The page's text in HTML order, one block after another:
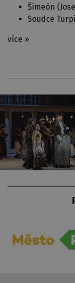
Šimeón (
Soudce
více »